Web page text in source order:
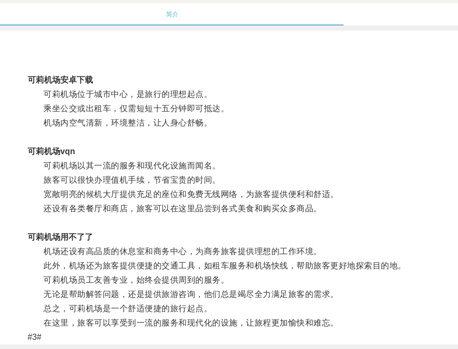
简介
可莉机场安卓下载
可莉机场位于城市中心，是旅行的理想起点。
乘坐公交或出租车，仅需短短十五分钟即可抵达。
机场内空气清新，环境整洁，让人身心舒畅。
可莉机场vqn
可莉机场以其一流的服务和现代化设施而闻名。
旅客可以很快办理值机手续，节省宝贵的时间。
宽敞明亮的候机大厅提供充足的座位和免费无线网络，为旅客提供便利和舒适。
还设有各类餐厅和商店，旅客可以在这里品尝到各式美食和购买众多商品。
可莉机场用不了了
机场还设有高品质的休息室和商务中心，为商务旅客提供理想的工作环境。
此外，机场还为旅客提供便捷的交通工具，如租车服务和机场快线，帮助旅客更好地探索目的地。
可莉机场员工友善专业，始终会提供周到的服务。
无论是帮助解答问题，还是提供旅游咨询，他们总是竭尽全力满足旅客的需求。
总之，可莉机场是一个舒适便捷的旅行起点。
在这里，旅客可以享受到一流的服务和现代化的设施，让旅程更加愉快和难忘。
#3#